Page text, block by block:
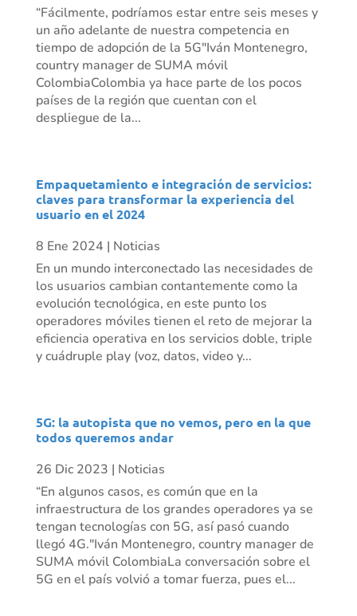
“Fácilmente, podríamos estar entre seis meses y
un año adelante de nuestra competencia en
tiempo de adopción de la 5G"Iván Montenegro,
country manager de SUMA móvil
ColombiaColombia ya hace parte de los pocos
países de la región que cuentan con el
despliegue de la...
Empaquetamiento e integración de servicios:
claves para transformar la experiencia del
usuario en el 2024
8 Ene 2024 | Noticias
En un mundo interconectado las necesidades de
los usuarios cambian contantemente como la
evolución tecnológica, en este punto los
operadores móviles tienen el reto de mejorar la
eficiencia operativa en los servicios doble, triple
y cuádruple play (voz, datos, video y...
5G: la autopista que no vemos, pero en la que
todos queremos andar
26 Dic 2023 | Noticias
“En algunos casos, es común que en la
infraestructura de los grandes operadores ya se
tengan tecnologías con 5G, así pasó cuando
llegó 4G."Iván Montenegro, country manager de
SUMA móvil ColombiaLa conversación sobre el
5G en el país volvió a tomar fuerza, pues el...